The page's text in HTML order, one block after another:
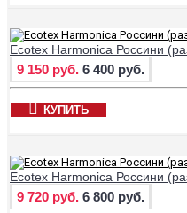
Ecotex Harmonica Россини
9 150 руб. 6 400 руб.
КУПИТЬ
Ecotex Harmonica Россини
9 720 руб. 6 800 руб.